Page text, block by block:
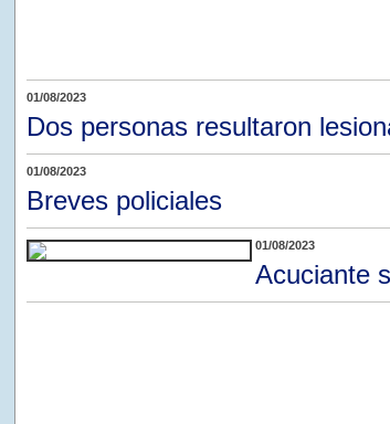
01/08/2023
Dos personas resultaron
01/08/2023
Breves policiales
01/08/2023
Acuciante